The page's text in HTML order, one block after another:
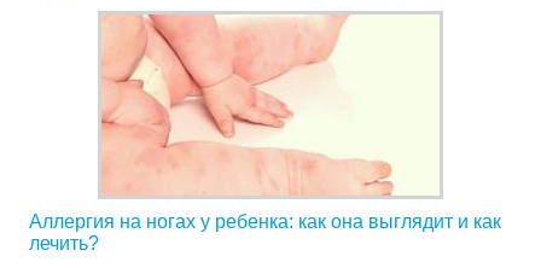
Аллергия на ногах у ребенка: как она выглядит и как
лечить?